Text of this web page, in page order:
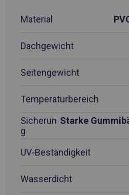
Material
Dachgewicht
Seitengewicht
Temperaturbereich
Sicherun
g
Starke
UV-Beständigkeit
Wasserdicht